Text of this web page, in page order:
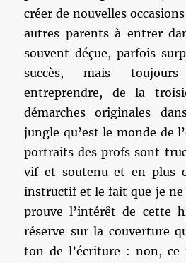
créer de nouvelles
autres parents à entrer
souvent déçue, parfois
succès, mais
entreprendre, de la
démarches originales
jungle qu’est le monde de
portraits des profs sont
vif et soutenu et en plus
instructif et le fait que je ne
prouve l’intérêt de cette
réserve sur la couverture
ton de l’écriture : non, ce